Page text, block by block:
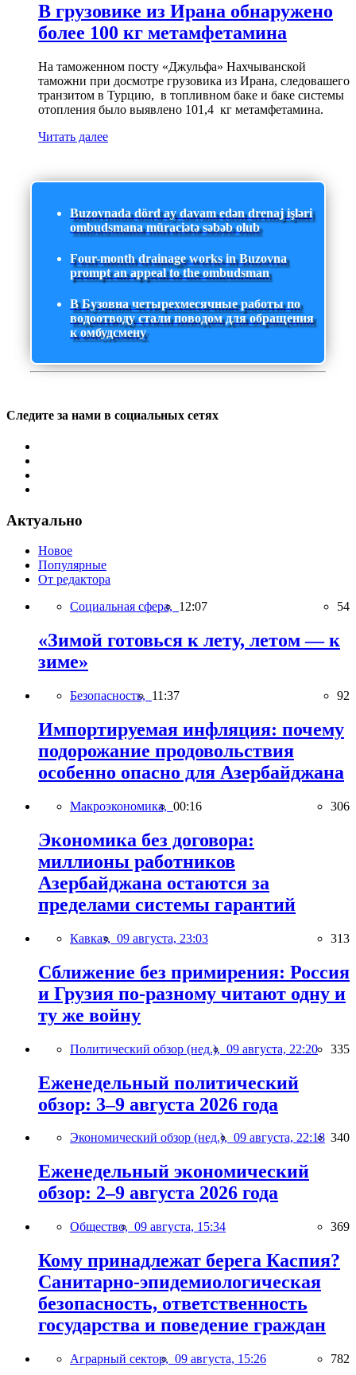
В грузовике из Ирана обнаружено
более 100 кг метамфетамина
На таможенном посту «Джульфа» Нахчыванской
таможни при досмотре грузовика из Ирана, следовашего
транзитом в Турцию, в топливном баке и баке системы
отопления было выявлено 101,4 кг метамфетамина.
Читать далее
Buzovnada dörd ay davam edən drenaj işləri
ombudsmana müraciətə səbəb olub
Four-month drainage works in Buzovna
prompt an appeal to the ombudsman
В Бузовна четырехмесячные работы по
водоотводу стали поводом для обращения
к омбудсмену
Следите за нами в социальных сетях
Актуально
Новое
Популярные
От редактора
Социальная сфера, 12:07 54
«Зимой готовься к лету, летом — к
зиме»
Безопасность, 11:37 92
Импортируемая инфляция: почему
подорожание продовольствия
особенно опасно для Азербайджана
Макроэкономика, 00:16 306
Экономика без договора:
миллионы работников
Азербайджана остаются за
пределами системы гарантий
Кавказ, 09 августа, 23:03 313
Сближение без примирения: Россия
и Грузия по-разному читают одну и
ту же войну
Политический обзор (нед.), 09 августа, 22:20 335
Еженедельный политический
обзор: 3–9 августа 2026 года
Экономический обзор (нед.), 09 августа, 22:18 340
Еженедельный экономический
обзор: 2–9 августа 2026 года
Общество, 09 августа, 15:34 369
Кому принадлежат берега Каспия?
Санитарно-эпидемиологическая
безопасность, ответственность
государства и поведение граждан
Аграрный сектор, 09 августа, 15:26 782